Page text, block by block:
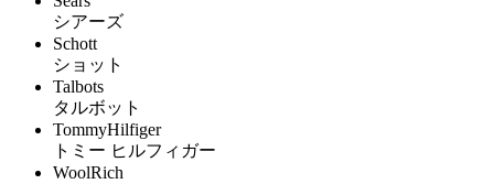
シアーズ
Schott
ショット
Talbots
タルボット
TommyHilfiger
トミー ヒルフィガー
WoolRich